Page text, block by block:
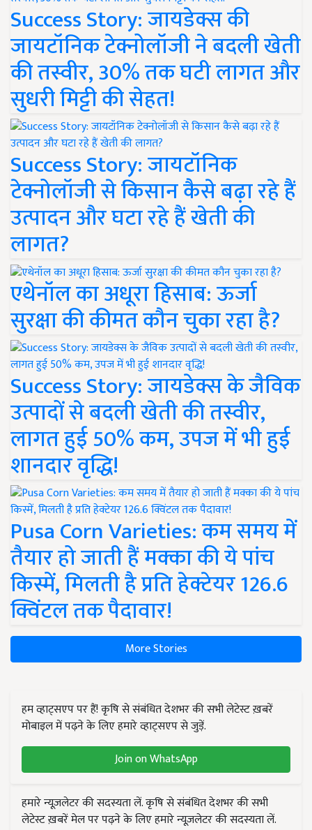
Success Story: जायडेक्स की
जायटॉनिक टेक्नोलॉजी ने बदली खेती
की तस्वीर, 30% तक घटी लागत और
सुधरी मिट्टी की सेहत!
Success Story: जायटॉनिक
टेक्नोलॉजी से किसान कैसे बढ़ा रहे हैं
उत्पादन और घटा रहे हैं खेती की
लागत?
एथेनॉल का अधूरा हिसाब: ऊर्जा
सुरक्षा की कीमत कौन चुका रहा है?
Success Story: जायडेक्स के जैविक
उत्पादों से बदली खेती की तस्वीर,
लागत हुई 50% कम, उपज में भी हुई
शानदार वृद्धि!
Pusa Corn Varieties: कम समय में
तैयार हो जाती हैं मक्का की ये पांच
किस्में, मिलती है प्रति हेक्टेयर 126.6
क्विंटल तक पैदावार!
More Stories
हम व्हाट्सएप पर हैं! कृषि से संबंधित देशभर की सभी लेटेस्ट ख़बरें
मोबाइल में पढ़ने के लिए हमारे व्हाट्सएप से जुड़ें.
Join on WhatsApp
हमारे न्यूज़लेटर की सदस्यता लें. कृषि से संबंधित देशभर की सभी
लेटेस्ट ख़बरें मेल पर पढ़ने के लिए हमारे न्यूज़लेटर की सदस्यता लें.